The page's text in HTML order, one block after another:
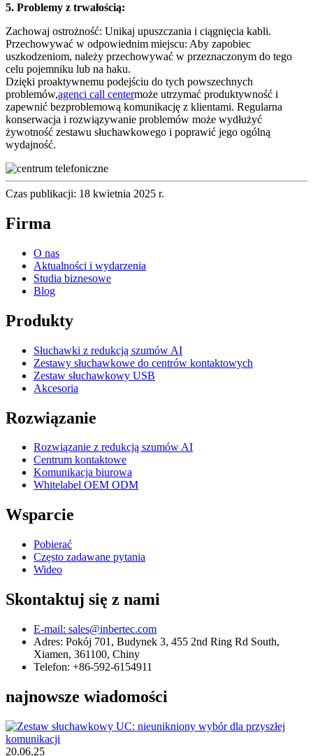
5. Problemy z trwałością:
Zachowaj ostrożność: Unikaj upuszczania i ciągnięcia kabli.
Przechowywać w odpowiednim miejscu: Aby zapobiec
uszkodzeniom, należy przechowywać w przeznaczonym do tego
celu pojemniku lub na haku.
Dzięki proaktywnemu podejściu do tych powszechnych
problemów,agenci call centermoże utrzymać produktywność i
zapewnić bezproblemową komunikację z klientami. Regularna
konserwacja i rozwiązywanie problemów może wydłużyć
żywotność zestawu słuchawkowego i poprawić jego ogólną
wydajność.
Czas publikacji: 18 kwietnia 2025 r.
Firma
O nas
Aktualności i wydarzenia
Studia biznesowe
Blog
Produkty
Słuchawki z redukcją szumów AI
Zestawy słuchawkowe do centrów kontaktowych
Zestaw słuchawkowy USB
Akcesoria
Rozwiązanie
Rozwiązanie z redukcją szumów AI
Centrum kontaktowe
Komunikacja biurowa
Whitelabel OEM ODM
Wsparcie
Pobierać
Często zadawane pytania
Wideo
Skontaktuj się z nami
E-mail: sales@inbertec.com
Adres: Pokój 701, Budynek 3, 455 2nd Ring Rd South,
Xiamen, 361100, Chiny
Telefon: +86-592-6154911
najnowsze wiadomości
20.06.25